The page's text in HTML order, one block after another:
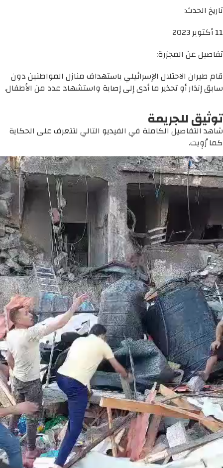
تاريخ الحدث:
11 أكتوبر 2023
تفاصيل عن المجزرة:
قام طيران الاحتلال الإسرائيلي باستهداف منازل المواطنين دون
سابق إنذار أو تحذير ما أدى إلى إصابة واستشهاد عدد من الأطفال.
توثيق للجريمة
شاهد التفاصيل الكاملة في الفيديو التالي لتتعرف على الحكاية
كما رُوِيت.